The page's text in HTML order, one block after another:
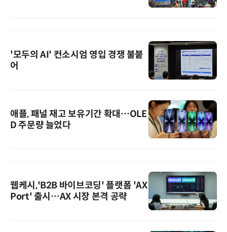
'모두의 AI' 컨소시엄 영입 경쟁 불붙
어
애플, 패널 재고 보유기간 확대…OLE
D 주문량 늘었다
웹케시,'B2B 바이브코딩' 플랫폼 'AX
Port' 출시…AX 시장 본격 공략